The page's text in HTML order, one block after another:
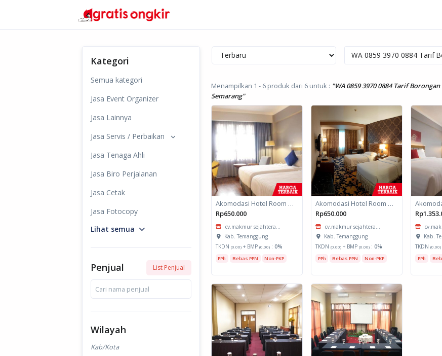
Kategori
Semua kategori
Jasa Event Organizer
Jasa Lainnya
Jasa Servis / Perbaikan
Jasa Tenaga Ahli
Jasa Biro Perjalanan
Jasa Cetak
Jasa Fotocopy
Lihat semua
Penjual List Penjual
Cari nama penjual
Wilayah
Kab/Kota
Menampilkan 1 - 6 produk dari 6 untuk : "WA 0859 3970 0884 Tarif
Semarang"
Akomodasi Hotel Room untuk daerah Padang, Sumatera Barat
Rp650.000
cv.makmur sejahtera...
Kab. Temanggung
TKDN (0.00)+ BMP (0.00): 0%
PPh Bebas PPN Non-PKP
Akomodasi Hotel Room untuk daerah Padang, Sumatera Barat
Rp650.000
cv.makmur sejahtera...
Kab. Temanggung
TKDN (0.00)+ BMP (0.00): 0%
PPh Bebas PPN Non-PKP
Kab.
TKDN(0.00)
PPh